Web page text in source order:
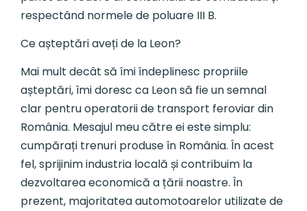
respectând normele de poluare III B.
Ce așteptări aveți de la Leon?
Mai mult decât să îmi îndeplinesc propriile
așteptări, îmi doresc ca Leon să fie un semnal
clar pentru operatorii de transport feroviar din
România. Mesajul meu către ei este simplu:
cumpărați trenuri produse în România. În acest
fel, sprijinim industria locală și contribuim la
dezvoltarea economică a țării noastre. În
prezent, majoritatea automotoarelor utilizate de